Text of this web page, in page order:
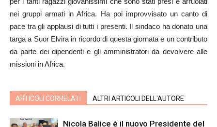
nei gruppi armati in Africa. Ha poi improvvisato un canto di
pace tra gli applausi di tutti i presenti. Il sindaco ha donato una
targa a Suor Elvira in ricordo di questa giornata e un contributo
da parte dei dipendenti e gli amministratori da devolvere alle
missioni in Africa.
ARTICOLI CORRELATI ALTRI ARTICOLI DELL'AUTORE
Nicola Balice è il nuovo Presidente del